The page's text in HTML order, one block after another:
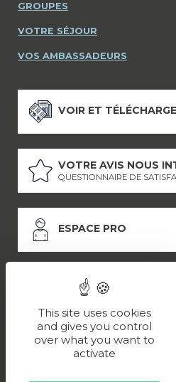
GROUPES
VOTRE SÉJOUR
VOS AMBASSADEURS
VOIR ET
VOTRE AVIS NOUS
QUESTIONNAIRE DE
ESPACE PRO
ESPACE PRESSE
LES
Politique
This site uses cookies
and gives you control
over what you want to
activate